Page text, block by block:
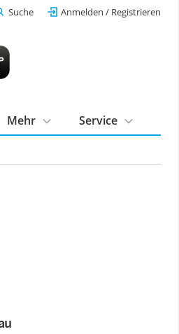
Suche Anmelden / Registrieren
Mehr Service